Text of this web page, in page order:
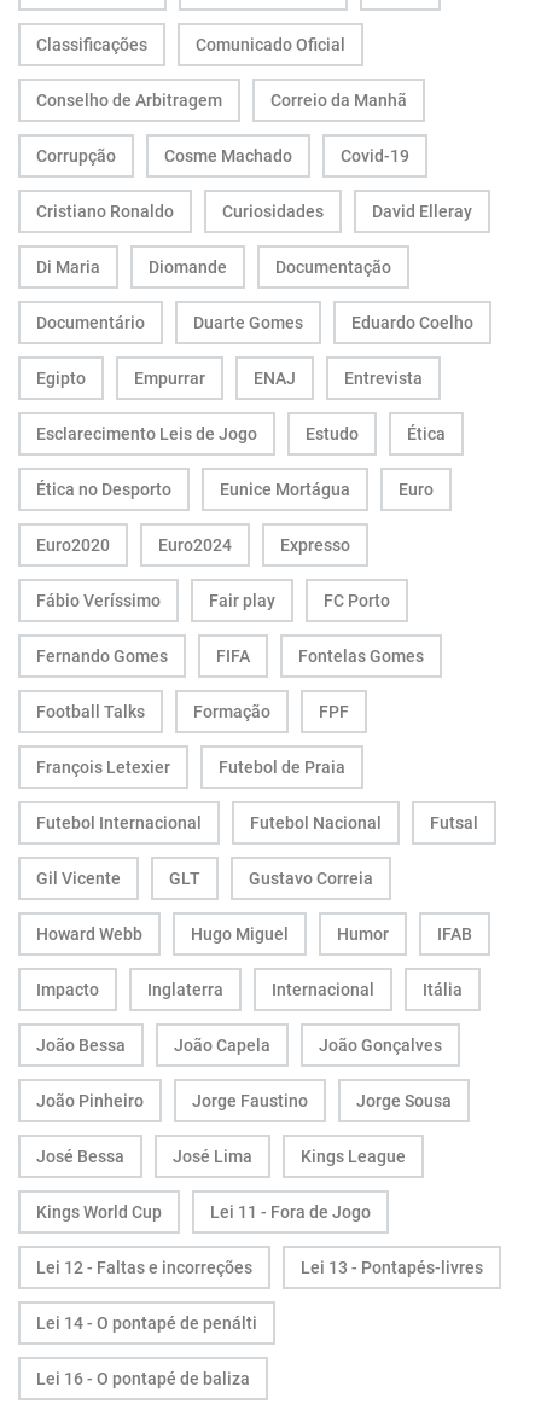
Classificações Comunicado Oficial
Conselho de Arbitragem Correio da Manhã
Corrupção Cosme Machado Covid-19
Cristiano Ronaldo Curiosidades David Elleray
Di Maria Diomande Documentação
Documentário Duarte Gomes Eduardo Coelho
Egipto Empurrar ENAJ Entrevista
Esclarecimento Leis de Jogo Estudo Ética
Ética no Desporto Eunice Mortágua Euro
Euro2020 Euro2024 Expresso
Fábio Veríssimo Fair play FC Porto
Fernando Gomes FIFA Fontelas Gomes
Football Talks Formação FPF
François Letexier Futebol de Praia
Futebol Internacional Futebol Nacional Futsal
Gil Vicente GLT Gustavo Correia
Howard Webb Hugo Miguel Humor IFAB
Impacto Inglaterra Internacional Itália
João Bessa João Capela João Gonçalves
João Pinheiro Jorge Faustino Jorge Sousa
José Bessa José Lima Kings League
Kings World Cup Lei 11 - Fora de Jogo
Lei 12 - Faltas e incorreções Lei 13 - Pontapés-livres
Lei 14 - O pontapé de penálti
Lei 16 - O pontapé de baliza